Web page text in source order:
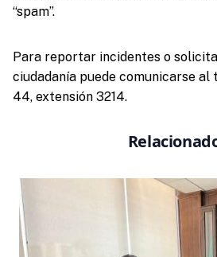
“spam”.
Para reportar incidentes o
ciudadanía puede comunicarse
44, extensión 3214.